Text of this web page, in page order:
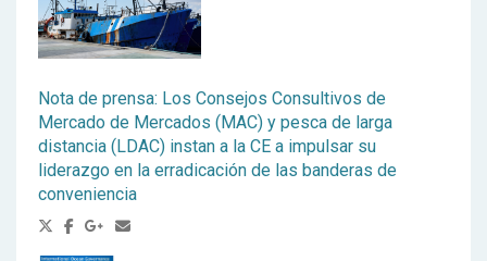
Nota de prensa: Los Consejos Consultivos de
Mercado de Mercados (MAC) y pesca de larga
distancia (LDAC) instan a la CE a impulsar su
liderazgo en la erradicación de las banderas de
conveniencia